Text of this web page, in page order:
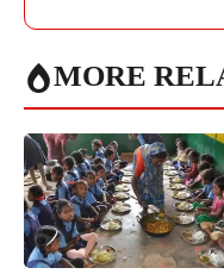
MORE